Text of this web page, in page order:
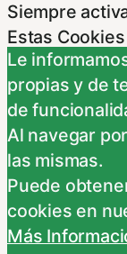
Le
propias y de
de
Al navegar
las mismas.
Puede
cookies en
Más
Siempre
Estas
experiencia
Almacenan
que no tenga
que nos
dirigirte a
Non-
Non-